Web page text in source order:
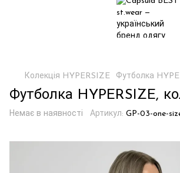
Колекція HYPERSIZE Футболка
Футболка HYPERSIZE,
Немає в наявності Артикул: GP-03-one-